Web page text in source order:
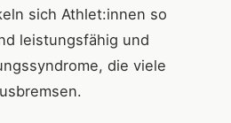
sich Athlet:innen so
leistungsfähig und
die viele